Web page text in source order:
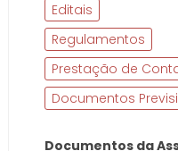
Editais
Regulamentos
Prestação de
Documentos
Documentos da